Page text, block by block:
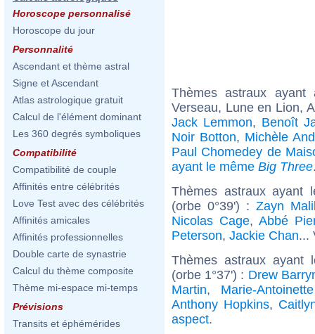
Horoscope personnalisé
Horoscope du jour
Personnalité
Ascendant et thème astral
Signe et Ascendant
Atlas astrologique gratuit
Calcul de l'élément dominant
Les 360 degrés symboliques
Compatibilité
Compatibilité de couple
Affinités entre célébrités
Love Test avec des célébrités
Affinités amicales
Affinités professionnelles
Double carte de synastrie
Calcul du thème composite
Thème mi-espace mi-temps
Prévisions
Transits et éphémérides
Thèmes astraux
Verseau, Lune en Lion,
Jack Lemmon, Benoît
Noir Botton, Michèle
Paul Chomedey de
ayant le même Big Three
Thèmes astraux ayant
(orbe 0°39') : Zayn
Nicolas Cage, Abbé
Peterson, Jackie Chan...
Thèmes astraux ayant
(orbe 1°37') : Drew
Martin, Marie-
Anthony Hopkins,
aspect.